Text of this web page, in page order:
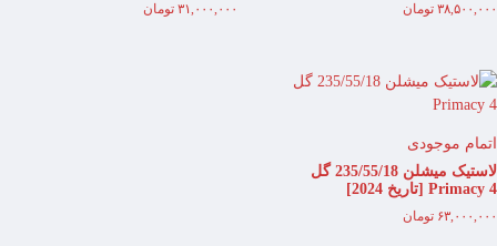
۳۸,۵۰۰,۰۰۰ تومان ۳۱,۰۰۰,۰۰۰ تومان
اتمام موجودی
لاستیک میشلن 235/55/18 گل
Primacy 4 [تاریخ 2024]
۶۳,۰۰۰,۰۰۰ تومان